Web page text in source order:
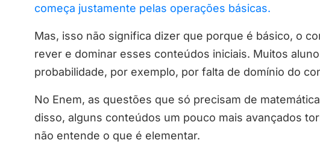
começa justamente pelas operações básicas.
Mas, isso não significa dizer que porque é básico, o
rever e dominar esses conteúdos iniciais. Muitos
probabilidade, por exemplo, por falta de domínio do
No Enem, as questões que só precisam de
disso, alguns conteúdos um pouco mais avançados
não entende o que é elementar.